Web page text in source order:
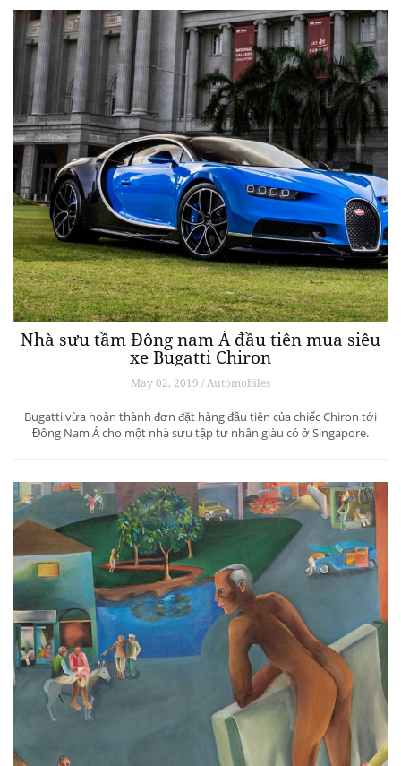
Nhà sưu tầm Đông nam Á đầu tiên mua siêu
xe Bugatti Chiron
May 02, 2019 / Automobiles
Bugatti vừa hoàn thành đơn đặt hàng đầu tiên của chiếc Chiron tới
Đông Nam Á cho một nhà sưu tập tư nhân giàu có ở Singapore.